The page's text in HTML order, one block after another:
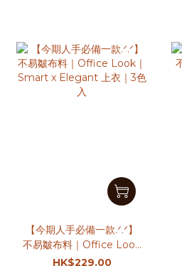
【今期人手必備一款.ᐟ.ᐟ】
不易皺布料｜Office Look
｜Smart x Elegant 上衣
HK$229.00